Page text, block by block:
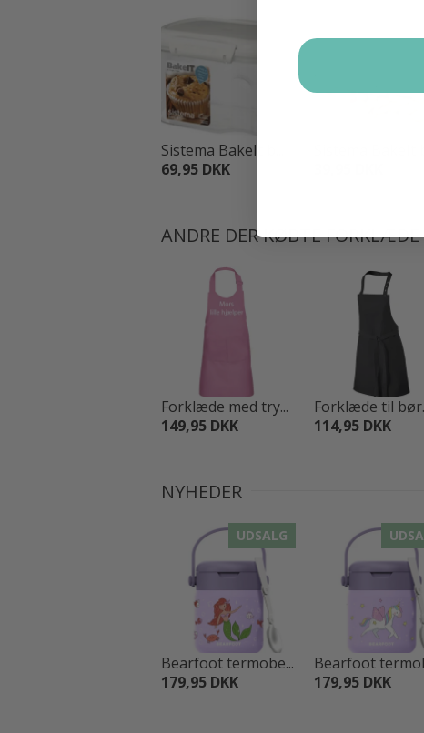
Sistema BakeIt b...
69,95 DKK
ANDRE DER KØBTE
Forklæde med try...
149,95 DKK
Forklæde til
114,95 DKK
NYHEDER
UDSALG
Bearfoot termobe...
179,95 DKK
Bearfoot
179,95 DKK